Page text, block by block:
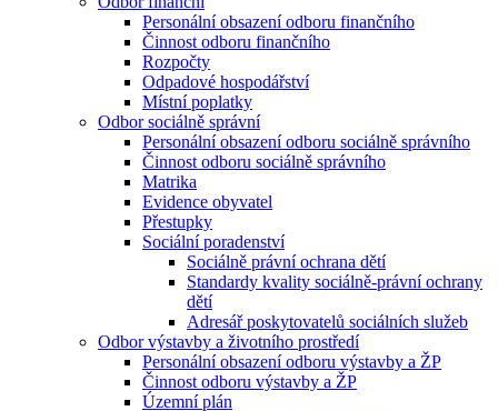
Personální obsazení odboru finančního
Činnost odboru finančního
Rozpočty
Odpadové hospodářství
Místní poplatky
Odbor sociálně správní
Personální obsazení odboru sociálně správního
Činnost odboru sociálně správního
Matrika
Evidence obyvatel
Přestupky
Sociální poradenství
Sociálně právní ochrana dětí
Standardy kvality sociálně-právní ochrany
dětí
Adresář poskytovatelů sociálních služeb
Odbor výstavby a životního prostředí
Personální obsazení odboru výstavby a ŽP
Činnost odboru výstavby a ŽP
Územní plán